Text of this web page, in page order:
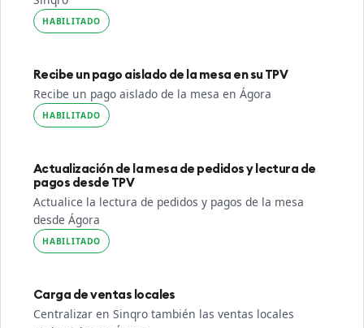
HABILITADO
Recibe un pago aislado de la mesa en su TPV
Recibe un pago aislado de la mesa en Ágora
HABILITADO
Actualización de la mesa de pedidos y lectura de
pagos desde TPV
Actualice la lectura de pedidos y pagos de la mesa
desde Ágora
HABILITADO
Carga de ventas locales
Centralizar en Sinqro también las ventas locales